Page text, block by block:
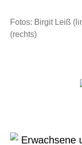
Fotos: Birgit Leiß
(rechts)